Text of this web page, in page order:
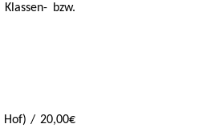
bzw.
/ 20,00€